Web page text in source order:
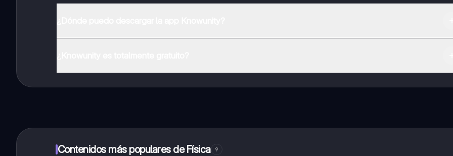
inmeditamente. Puedes ganar dinero utilizando la aplicación, que te permitirá acceder a determinadas funciones.
Contenidos más populares de Física 9